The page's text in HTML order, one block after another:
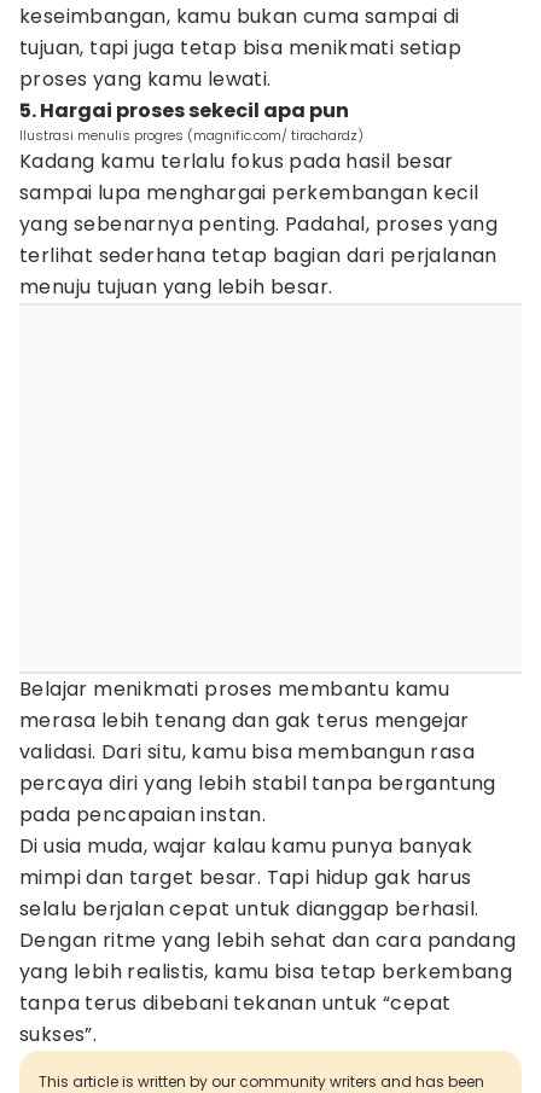
keseimbangan, kamu bukan cuma sampai di
tujuan, tapi juga tetap bisa menikmati setiap
proses yang kamu lewati.
5. Hargai proses sekecil apa pun
Ilustrasi menulis progres (magnific.com/ tirachardz)
Kadang kamu terlalu fokus pada hasil besar
sampai lupa menghargai perkembangan kecil
yang sebenarnya penting. Padahal, proses yang
terlihat sederhana tetap bagian dari perjalanan
menuju tujuan yang lebih besar.
Belajar menikmati proses membantu kamu
merasa lebih tenang dan gak terus mengejar
validasi. Dari situ, kamu bisa membangun rasa
percaya diri yang lebih stabil tanpa bergantung
pada pencapaian instan.
Di usia muda, wajar kalau kamu punya banyak
mimpi dan target besar. Tapi hidup gak harus
selalu berjalan cepat untuk dianggap berhasil.
Dengan ritme yang lebih sehat dan cara pandang
yang lebih realistis, kamu bisa tetap berkembang
tanpa terus dibebani tekanan untuk “cepat
sukses”.
This article is written by our community writers and has been